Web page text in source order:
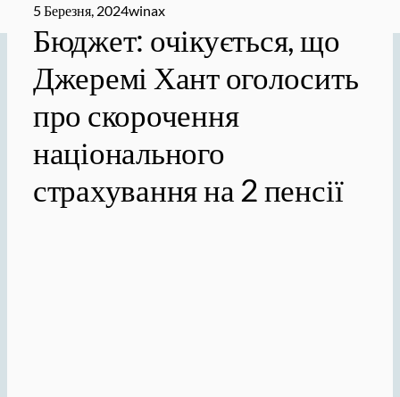
5 Березня, 2024winax
Бюджет: очікується, що
Джеремі Хант оголосить
про скорочення
національного
страхування на 2 пенсії